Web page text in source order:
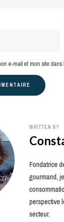
e-mail et mon site
WRITTEN BY
Fondatrice
gourmand,
perspective
secteur.